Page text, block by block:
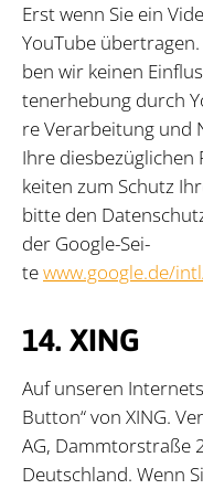
Erst wenn Sie ein
YouTube
ben wir kei­nen
ten­er­he­bung durch
re Ver­ar­bei­tung und
Ihre
kei­ten zum Schutz
bit­te den
der Goog­le-Sei­
tewww.google.de/
14. XING
Auf un­se­ren
But­ton“ von XING.
AG, Damm­tor­stra­ße
Deutsch­land. Wenn